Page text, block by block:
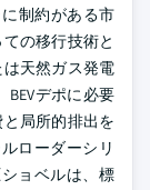
制約がある市
の移行技術と
天然ガス発電
BEVデポに必要
局所的排出を
ローダーシリ
ョベルは、標